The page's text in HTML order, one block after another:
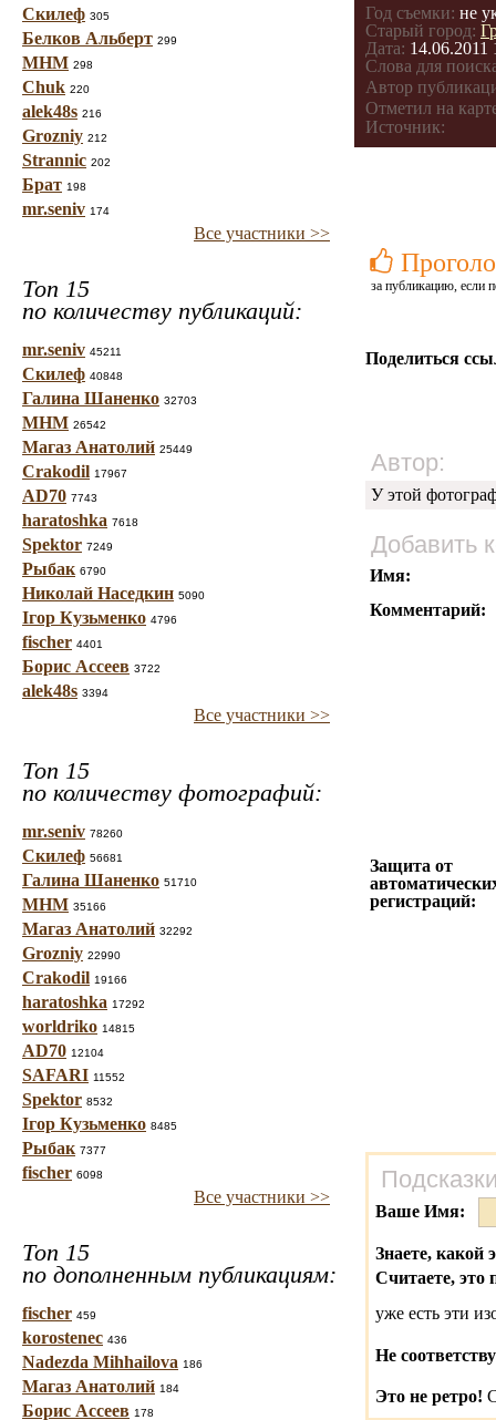
Скилеф 305
Белков Альберт 299
МНМ 298
Chuk 220
alek48s 216
Grozniy 212
Strannic 202
Брат 198
mr.seniv 174
Все участники >>
Топ 15
по количеству публикаций:
mr.seniv 45211
Скилеф 40848
Галина Шаненко 32703
МНМ 26542
Магаз Анатолий 25449
Crakodil 17967
AD70 7743
haratoshka 7618
Spektor 7249
Рыбак 6790
Николай Наседкин 5090
Ігор Кузьменко 4796
fischer 4401
Борис Ассеев 3722
alek48s 3394
Все участники >>
Топ 15
по количеству фотографий:
mr.seniv 78260
Скилеф 56681
Галина Шаненко 51710
МНМ 35166
Магаз Анатолий 32292
Grozniy 22990
Crakodil 19166
haratoshka 17292
worldriko 14815
AD70 12104
SAFARI 11552
Spektor 8532
Ігор Кузьменко 8485
Рыбак 7377
fischer 6098
Все участники >>
Топ 15
по дополненным публикациям:
fischer 459
korostenec 436
Nadezda Mihhailova 186
Магаз Анатолий 184
Борис Ассеев 178
Год съемки: не
Старый город:
Дата: 14.06.2011
Слова для
Автор
Отметил на
Источник:
за публикацию, если
Поделиться
Автор:
У этой
Добавить
Имя:
Комментарий:
Защита от
регистраций:
Ваше Имя:
Знаете, какой
Считаете, это
уже есть эти
Не
Это не ретро!